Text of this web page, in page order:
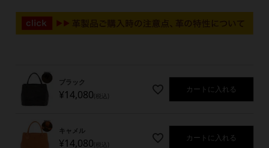
ブラック
¥14,080 税込
カートに入れる
キャメル
¥14,080 税込
カートに入れる